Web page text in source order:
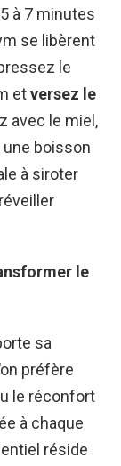
à 7 minutes
se libèrent
le
etversez le
avec le miel,
boisson
à siroter
le
sa
préfère
le réconfort
à chaque
réside